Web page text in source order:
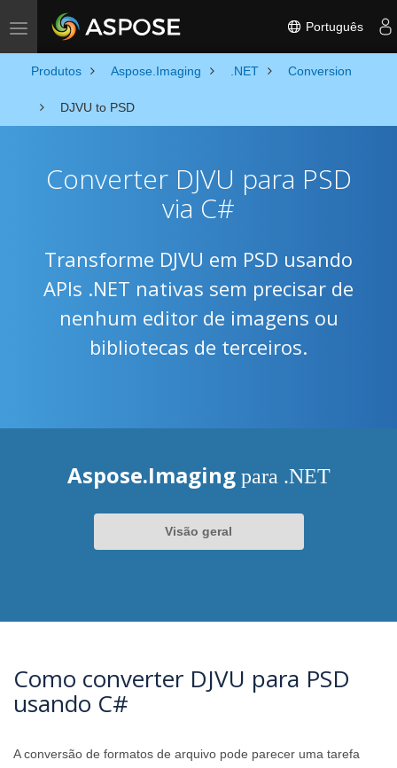
Toggle navigation Português
Produtos Aspose.Imaging .NET Conversion
DJVU to PSD
Converter DJVU para PSD
via C#
Transforme DJVU em PSD usando
APIs .NET nativas sem precisar de
nenhum editor de imagens ou
bibliotecas de terceiros.
Aspose.Imaging para .NET
Visão geral
Como converter DJVU para PSD
usando C#
A conversão de formatos de arquivo pode parecer uma tarefa